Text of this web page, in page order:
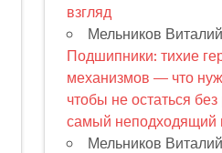
взгляд
Мельников Виталий
Подшипники: тихие
механизмов — что
чтобы не остаться
самый неподходящий
Мельников Виталий